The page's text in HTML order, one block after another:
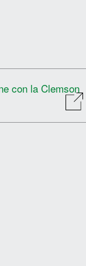
con la Clemson